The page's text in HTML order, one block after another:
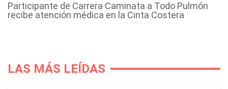
Participante de Carrera Caminata a Todo Pulmón
recibe atención médica en la Cinta Costera
LAS MÁS LEÍDAS